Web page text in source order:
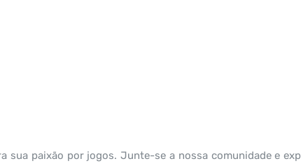
sua paixão por jogos. Junte-se a nossa comunidade e